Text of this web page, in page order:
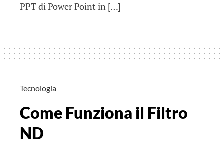
PPT di Power Point in […]
Tecnologia
Come Funziona il Filtro
ND